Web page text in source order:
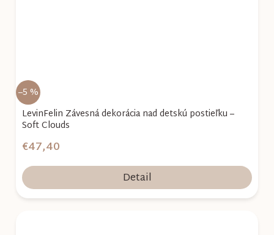
–5 %
LevinFelin Závesná dekorácia nad detskú postieľku –
Soft Clouds
€47,40
Detail